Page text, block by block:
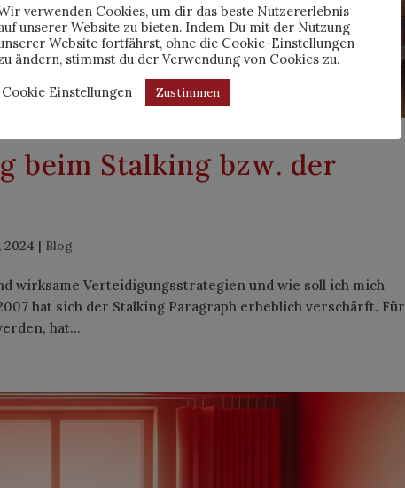
beim Stalking bzw. der
2024 | Blog
wirksame Verteidigungsstrategien und wie soll ich mich
hat sich der Stalking Paragraph erheblich verschärft. Für
hat...
verwenden Cookies, um dir das beste Nutzererlebnis
unserer Website zu bieten. Indem Du mit der Nutzung
Website fortfährst, ohne die Cookie-Einstellungen
ändern, stimmst du der Verwendung von Cookies zu.
Cookie Einstellungen
Zustimmen